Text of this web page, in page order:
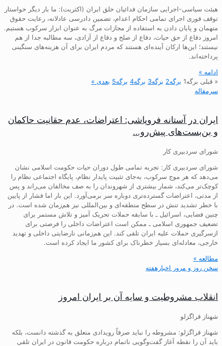
هیئت سیاسی-اجرایی سازمان فدائیان خلق ایران (اکثریت): ما بار دیگر خواستار
توقف فوری اجرای تمامی احکام اعدام، تضمین دادرسی عادلانه، رعایت حقوق
متهمان و پایان دادن به استفاده از مجازات مرگ به عنوان ابزار سرکوب هستیم.
امروز دفاع از حق حیات، دفاع از صلح و دفاع از آزادی، سه مطالبه جدا از هم
نیستند؛ این‌ها ارکان آینده‌ای هستند که مردم ایران برای آن هزینه‌های سنگینی
پرداخته‌اند.
ادامه »
« قبلی برگه1 برگه2 برگه3 برگه4 برگه5 بعدی »
سرمقاله
ایران در آستانه فروپاشی: اعتراضات، عدم حقانیت حاکمان
و بن‌بست‌های پیش‌رو…
شورای سردبیری کار
شورای سردبیری کار: تجربه تمامی طول دوران حیات حکومت اسلامی نشان
می‌دهد که هر موج سرکوب، به‌جای تثبیت پایدار نظام، پایگاه اجتماعی نظام را
کوچک‌تر می‌کند، شمار بیشتری از شهروندان را به صف مخالفان می‌راند و پس
از مدتی، اعتراضات گسترده‌تری دوباره سر برمی‌آورد. این بار اما فشار از پایین
با خطر تشدید تنش در سطح منطقه‌ای و بین‌المللی نیز هم‌زمان شده است. در
چنین فضایی، اسرائیل ـ با سابقه حملات تحریک آمیز و تلاش مستمر برای
تضعیف جمهوری اسلامی ـ ممکن است اعتراضات داخلی را فرصتی برای
ازسرگیری حملات علیه ایران تلقی کند. این هم‌زمانی نارضایتی داخلی و تهدید
خارجی، معادله‌ای بسیار خطرناک برای کشور ما ایجاد کرده است.
مطالعه »
سخن روز و مرور اخبارهفته
انقلاب مشروطیت و سایه آن بر ایران امروز
شهناز قراگزلو
شهناز قراگزلو: مشروطه را نباید صرفاً رویدادی متعلق به گذشته دانست، بلکه
باید آن را نقطه آغاز گفت‌وگویی ناتمام درباره حکومت قانون در ایران تلقی